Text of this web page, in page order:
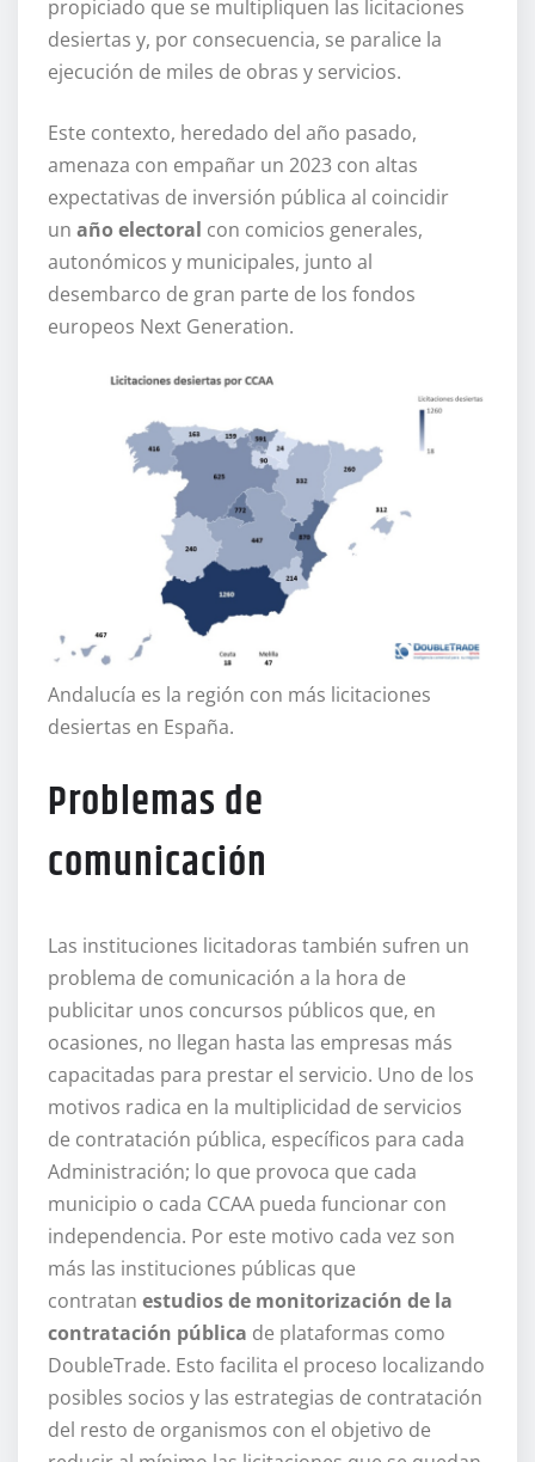
propiciado que se multipliquen las licitaciones
desiertas y, por consecuencia, se paralice la
ejecución de miles de obras y servicios.
Este contexto, heredado del año pasado,
amenaza con empañar un 2023 con altas
expectativas de inversión pública al coincidir
un año electoral con comicios generales,
autonómicos y municipales, junto al
desembarco de gran parte de los fondos
europeos Next Generation.
Andalucía es la región con más licitaciones
desiertas en España.
Problemas de
comunicación
Las instituciones licitadoras también sufren un
problema de comunicación a la hora de
publicitar unos concursos públicos que, en
ocasiones, no llegan hasta las empresas más
capacitadas para prestar el servicio. Uno de los
motivos radica en la multiplicidad de servicios
de contratación pública, específicos para cada
Administración; lo que provoca que cada
municipio o cada CCAA pueda funcionar con
independencia. Por este motivo cada vez son
más las instituciones públicas que
contratan estudios de monitorización de la
contratación pública de plataformas como
DoubleTrade. Esto facilita el proceso localizando
posibles socios y las estrategias de contratación
del resto de organismos con el objetivo de